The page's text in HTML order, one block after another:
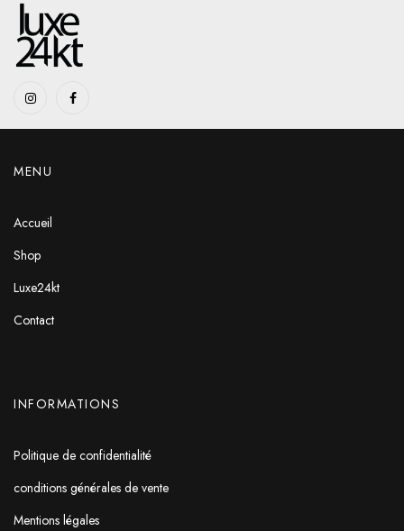
MENU
Accueil
Shop
Luxe24kt
Contact
INFORMATIONS
Politique de confidentialité
conditions générales de vente
Mentions légales